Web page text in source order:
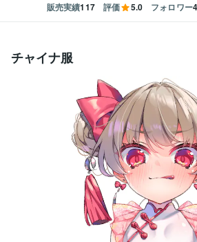
販売実績117 評価 5.0 フォロワー
チャイナ服